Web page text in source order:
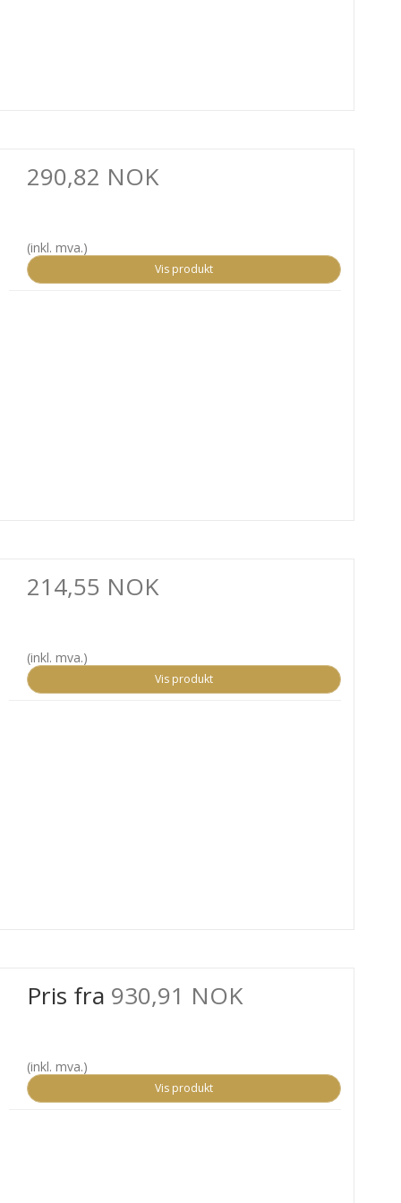
290,82 NOK
(inkl. mva.)
Vis produkt
214,55 NOK
(inkl. mva.)
Vis produkt
Pris fra 930,91 NOK
(inkl. mva.)
Vis produkt